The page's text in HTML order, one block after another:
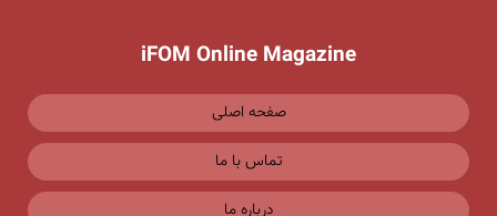
iFOM Online Magazine
صفحه اصلی
تماس با ما
درباره ما